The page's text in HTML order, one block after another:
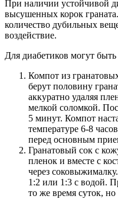
При наличии устойчивой
высушенных корок
количество дубильных
воздействие.
Для диабетиков могут
Компот из
берут половину
аккуратно удаляя
мелкой соломкой.
5 минут. Компот
температуре 6-8
перед основным
Гранатовый сок с
пленок и вместе с
через
1:2 или 1:3 с водой.
то же время суток,